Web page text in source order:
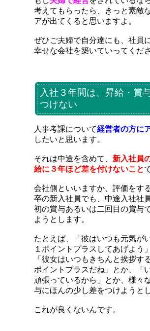
考えてもらったら、きっと素敵
アが出てくると思いますよ。
ぜひご夫婦で自分達にも、社員
幸せな会社を築いていってくださ
入社３年間は、昇給・賞
つけない
人事考課について経営者の方に
したいと思います。
それは中途を含めて、 新入社員
給に３年ほど差を付けないこと
会社側といいますか、評価をす
卒の新入社員でも、中途入社社
初の賞与あるいは二回目の賞与
ようとします。
たとえば、「彼はいつも元気が
１ポイントプラスしてあげよう
「彼女はいつもきちんと挨拶す
ポイントプラスだね」とか、「
頑張っているから」とか、様々
与にほんの少し差をつけようと
これが良くないんです。